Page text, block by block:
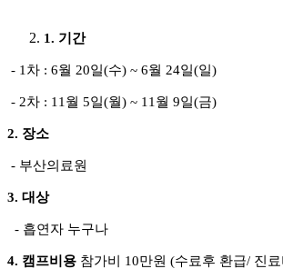
1. 기간
- 1차 : 6월 20일(수) ~ 6월 24일(일)
- 2차 : 11월 5일(월) ~ 11월 9일(금)
2. 장소
- 부산의료원
3. 대상
- 흡연자 누구나
4. 캠프비용 참가비 10만원 (수료후 환급/ 진